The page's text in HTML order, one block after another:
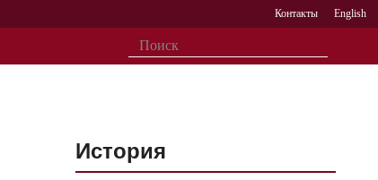
Контакты English
История